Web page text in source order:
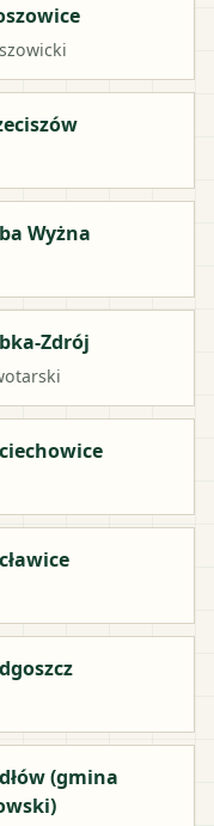
Wyżna
Zdrój
(gmina